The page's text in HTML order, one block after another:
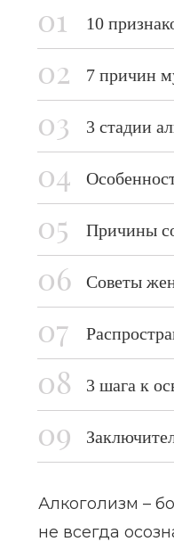
10
7 причин
3 стадии
Причины
Советы
3 шага к
Алкоголизм –
не всегда